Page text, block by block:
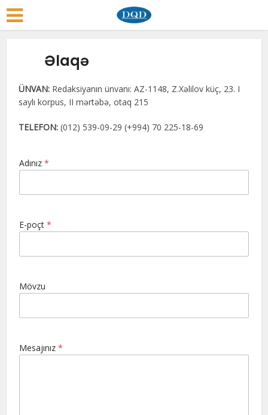
Əlaqə
ÜNVAN: Redaksiyanın ünvanı: AZ-1148, Z.Xəlilov küç, 23. I
saylı korpus, II mərtəbə, otaq 215
TELEFON: (012) 539-09-29 (+994) 70 225-18-69
Adınız*
E-poçt*
Mövzu
Mesajınız*